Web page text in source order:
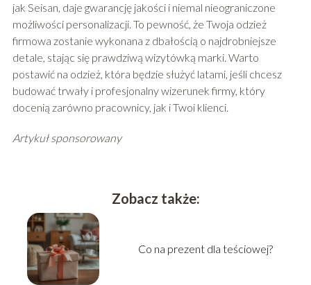
jak Seisan, daje gwarancję jakości i niemal nieograniczone
możliwości personalizacji. To pewność, że Twoja odzież
firmowa zostanie wykonana z dbałością o najdrobniejsze
detale, stając się prawdziwą wizytówką marki. Warto
postawić na odzież, która będzie służyć latami, jeśli chcesz
budować trwały i profesjonalny wizerunek firmy, który
docenią zarówno pracownicy, jak i Twoi klienci.
Artykuł sponsorowany
Zobacz także:
Co na prezent dla teściowej?